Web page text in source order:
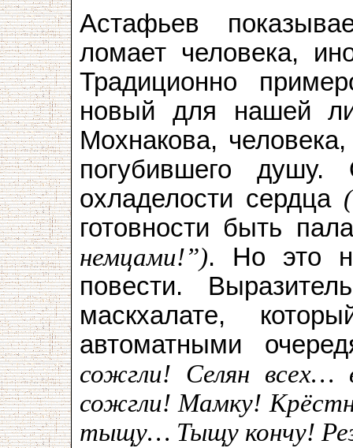
Астафьев
ломает человека,
Традиционно
новый для нашей
Мохнакова,
погубившего
охладелости сердца
готовности быть
немцами!”). Но это
повести.
маскхалате,
автоматными
сожгли! Селян всех…
сожгли! Мамку!
тыщу… Тыщу кончу!